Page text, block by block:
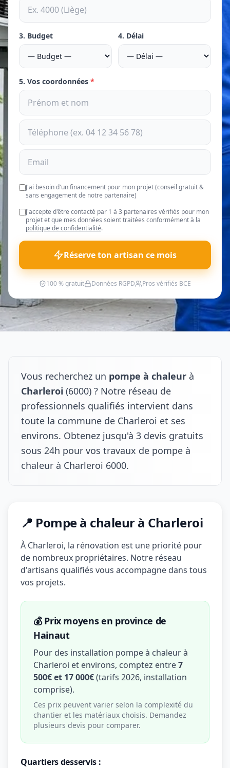
3. Budget 4. Délai
5. Vos coordonnées *
J'ai besoin d'un financement pour mon projet (conseil gratuit &
sans engagement de notre partenaire)
J'accepte d'être contacté par 1 à 3 partenaires vérifiés pour mon
projet et que mes données soient traitées conformément à la
politique de confidentialité.
Réserve ton artisan ce mois
100 % gratuit Données RGPD Pros vérifiés BCE
Vous recherchez un pompe à chaleur à
Charleroi (6000) ? Notre réseau de
professionnels qualifiés intervient dans
toute la commune de Charleroi et ses
environs. Obtenez jusqu'à 3 devis gratuits
sous 24h pour vos travaux de pompe à
chaleur à Charleroi 6000.
📍 Pompe à chaleur à Charleroi
À Charleroi, la rénovation est une priorité pour
de nombreux propriétaires. Notre réseau
d'artisans qualifiés vous accompagne dans tous
vos projets.
💰 Prix moyens en province de
Hainaut
Pour des installation pompe à chaleur à
Charleroi et environs, comptez entre7
500€ et 17 000€(tarifs 2026, installation
comprise).
Ces prix peuvent varier selon la complexité du
chantier et les matériaux choisis. Demandez
plusieurs devis pour comparer.
Quartiers desservis :